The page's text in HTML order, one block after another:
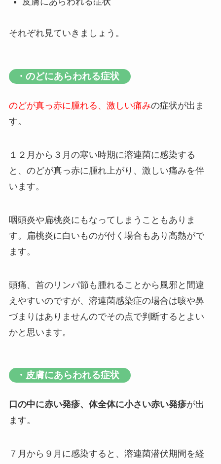
それぞれ見ていきましょう。
・のどにあらわれる症状
のどが真っ赤に腫れる、激しい痛みの症状が出ま
す。
１２月から３月の寒い時期に溶連菌に感染する
と、のどが真っ赤に腫れ上がり、激しい痛みを伴
います。
咽頭炎や扁桃炎にもなってしまうこともありま
す。扁桃炎に白いものが付く場合もあり高熱がで
ます。
頭痛、首のリンパ節も腫れることから風邪と間違
えやすいのですが、溶連菌感染症の場合は咳や鼻
づまりはありませんのでその点で判断するとよい
かと思います。
・皮膚にあらわれる症状
口の中に赤い発疹、体全体に小さい赤い発疹が出
ます。
７月から９月に感染すると、溶連菌潜伏期間を経